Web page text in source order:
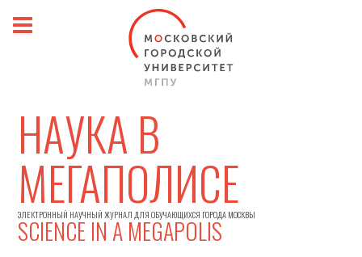
НАУКА В
МЕГАПОЛИСЕ
ЭЛЕКТРОННЫЙ НАУЧНЫЙ ЖУРНАЛ ДЛЯ ОБУЧАЮЩИХСЯ ГОРОДА МОСКВЫ
SCIENCE IN A MEGAPOLIS